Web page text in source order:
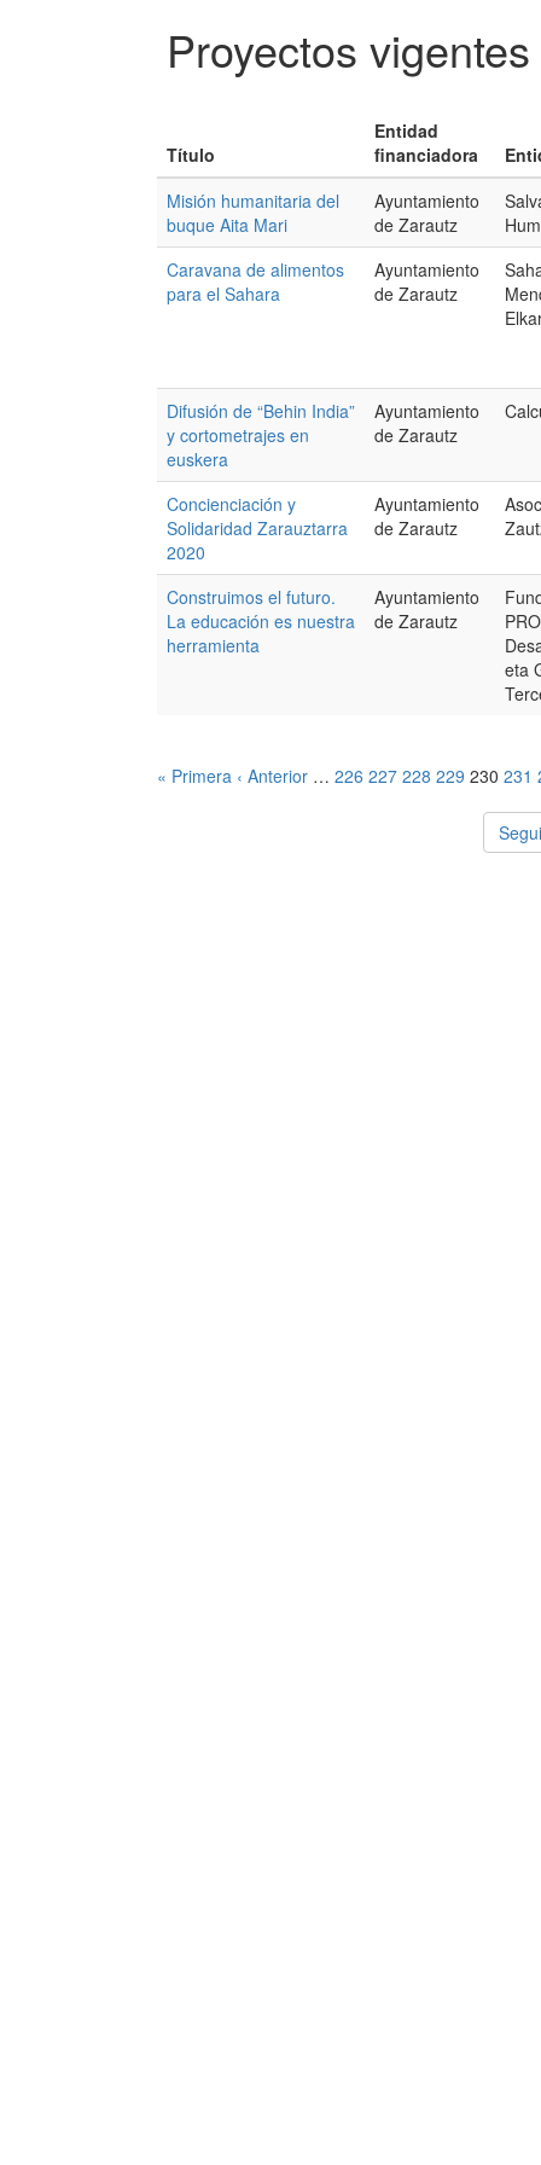
Proyectos
Título
Entidad
financiadora
Misión humanitaria del
buque Aita Mari
Ayuntamiento
de Zarautz
Caravana de alimentos
para el Sahara
Ayuntamiento
de Zarautz
Difusión de “Behin India”
y cortometrajes en
euskera
Ayuntamiento
de Zarautz
Concienciación y
Solidaridad Zarauztarra
2020
Ayuntamiento
de Zarautz
Construimos el futuro.
La educación es nuestra
herramienta
Ayuntamiento
de Zarautz
eta
« Primera ‹ Anterior … 226 227 228 229 230 231